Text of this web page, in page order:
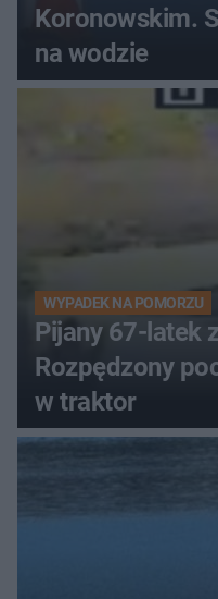
Koronowskim.
na wodzie
WYPADEK NA POMORZU
Pijany 67-latek
Rozpędzony
w traktor